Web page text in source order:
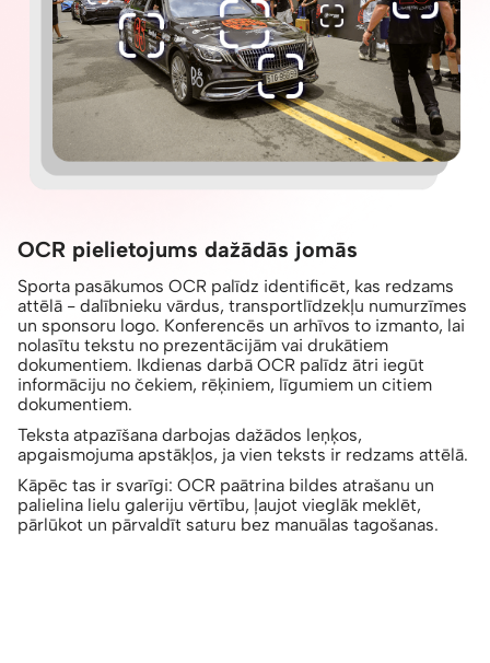
OCR pielietojums dažādās jomās
Sporta pasākumos OCR palīdz identificēt, kas redzams
attēlā - dalībnieku vārdus, transportlīdzekļu numurzīmes
un sponsoru logo. Konferencēs un arhīvos to izmanto, lai
nolasītu tekstu no prezentācijām vai drukātiem
dokumentiem. Ikdienas darbā OCR palīdz ātri iegūt
informāciju no čekiem, rēķiniem, līgumiem un citiem
dokumentiem.
Teksta atpazīšana darbojas dažādos leņķos,
apgaismojuma apstākļos, ja vien teksts ir redzams attēlā.
Kāpēc tas ir svarīgi: OCR paātrina bildes atrašanu un
palielina lielu galeriju vērtību, ļaujot vieglāk meklēt,
pārlūkot un pārvaldīt saturu bez manuālas tagošanas.